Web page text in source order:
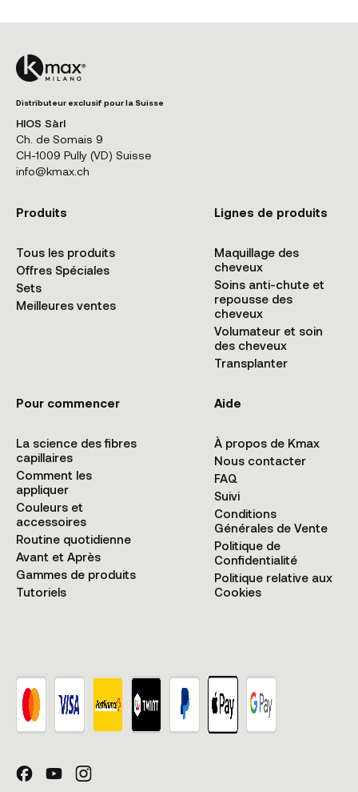
Distributeur exclusif pour la Suisse
HIOS Sàrl
Ch. de Somais 9
CH-1009 Pully (VD) Suisse
info@kmax.ch
Produits
Tous les produits
Offres Spéciales
Sets
Meilleures ventes
Lignes de produits
Maquillage des
cheveux
Soins anti-chute et
repousse des
cheveux
Volumateur et soin
des cheveux
Transplanter
Pour commencer
La science des fibres
capillaires
Comment les
appliquer
Couleurs et
accessoires
Routine quotidienne
Avant et Après
Gammes de produits
Tutoriels
Aide
À propos de Kmax
Nous contacter
FAQ
Suivi
Conditions
Générales de Vente
Politique de
Confidentialité
Politique relative aux
Cookies